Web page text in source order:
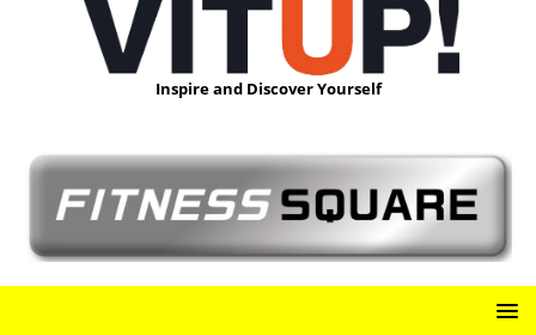
Inspire and Discover Yourself